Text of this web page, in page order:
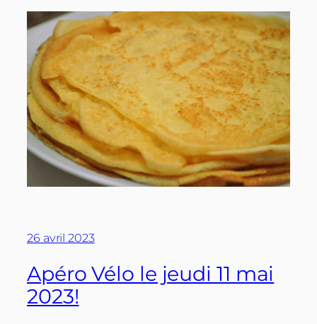
26 avril 2023
Apéro Vélo le jeudi 11 mai
2023!